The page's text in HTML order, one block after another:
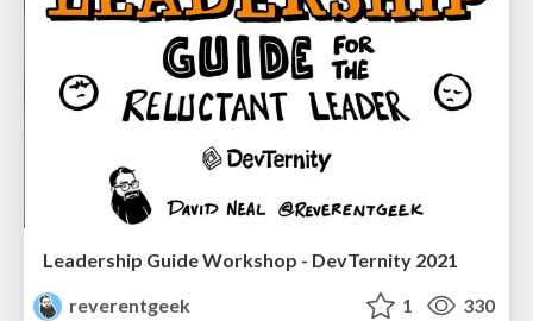
Leadership Guide Workshop - DevTernity 2021
reverentgeek
1 330